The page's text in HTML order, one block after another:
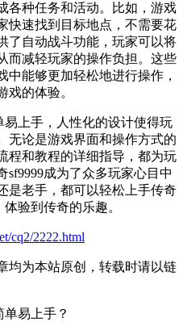
各种任务和活动。比如，游戏
快速找到目标地点，不需要花
了自动战斗功能，玩家可以将
而减轻玩家的操作负担。这些
中能够更加轻松地进行操作，
戏的体验。
上手，人性化的设计使得玩
无论是游戏界面和操作方式的
程和教程的详细指导，都为玩
成为了众多玩家心目中
是老手，都可以轻松上手传奇
验到传奇的乐趣。
cq2/2222.html
均为本站原创，转载时请以链
单易上手？